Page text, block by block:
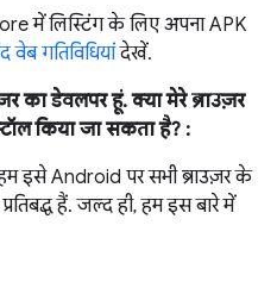
में लिस्टिंग के लिए अपना APK
वेब गतिविधियांदेखें.
का डेवलपर हूं. क्या मेरे ब्राउज़र
किया जा सकता है? :
इसे Android पर सभी ब्राउज़र के
हैं. जल्द ही, हम इस बारे में